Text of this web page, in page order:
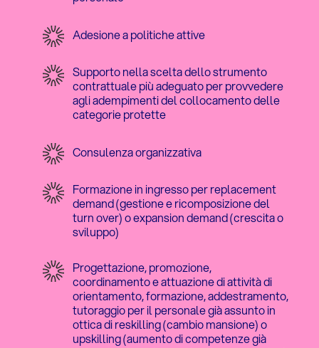
Adesione a politiche attive
Supporto nella scelta dello strumento
contrattuale più adeguato per provvedere
agli adempimenti del collocamento delle
categorie protette
Consulenza organizzativa
Formazione in ingresso per replacement
demand (gestione e ricomposizione del
turn over) o expansion demand (crescita o
sviluppo)
Progettazione, promozione,
coordinamento e attuazione di attività di
orientamento, formazione, addestramento,
tutoraggio per il personale già assunto in
ottica di reskilling (cambio mansione) o
upskilling (aumento di competenze già